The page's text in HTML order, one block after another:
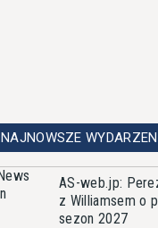
NAJNOWSZE
AS-web.jp:
z Williamsem o
sezon 2027